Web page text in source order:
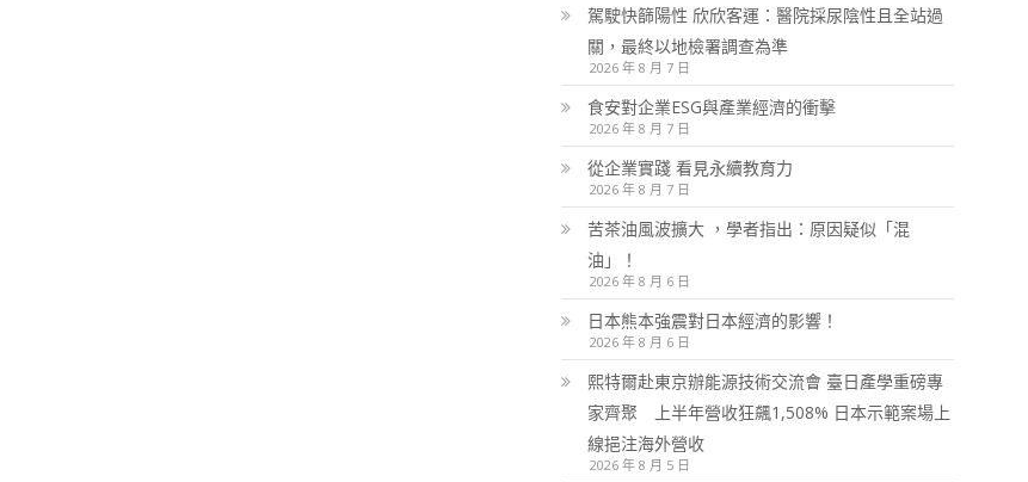
駕駛快篩陽性 欣欣客運：醫院採尿陰性且全站過
關，最終以地檢署調查為準
2026 年 8 月 7 日
食安對企業ESG與產業經濟的衝擊
2026 年 8 月 7 日
從企業實踐 看見永續教育力
2026 年 8 月 7 日
苦茶油風波擴大 ，學者指出：原因疑似「混
油」！
2026 年 8 月 6 日
日本熊本強震對日本經濟的影響！
2026 年 8 月 6 日
熙特爾赴東京辦能源技術交流會 臺日產學重磅專
家齊聚 上半年營收狂飆1,508% 日本示範案場上
線挹注海外營收
2026 年 8 月 5 日